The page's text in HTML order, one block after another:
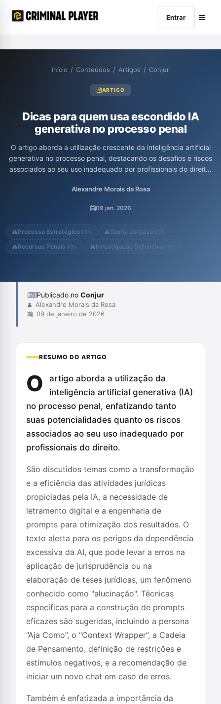
Entrar
Início / Conteúdos / Artigos / Conjur
ARTIGO
Dicas para quem usa escondido IA
generativa no processo penal
O artigo aborda a utilização crescente da inteligência artificial
generativa no processo penal, destacando os desafios e riscos
associados ao seu uso inadequado por profissionais do direito.
obter resultados precisos e evitar "alucinações" ou informações
são apresentadas dicas práticas para otimizar a interação com a
Alexandre Morais da Rosa
09 jan. 2026
Processo Estratégico 95% Teoria do Caso
Recursos Penais 65% Investigação Defensiva
Publicado no Conjur
Alexandre Morais da Rosa
09 de janeiro de 2026
RESUMO DO ARTIGO
O
artigo aborda a utilização da
inteligência artificial generativa (IA)
no processo penal, enfatizando tanto
suas potencialidades quanto os riscos
associados ao seu uso inadequado por
profissionais do direito.
São discutidos temas como a transformação
e a eficiência das atividades jurídicas
propiciadas pela IA, a necessidade de
letramento digital e a engenharia de
prompts para otimização dos resultados. O
texto alerta para os perigos da dependência
excessiva da AI, que pode levar a erros na
aplicação de jurisprudência ou na
elaboração de teses jurídicas, um fenômeno
conhecido como "alucinação". Técnicas
específicas para a construção de prompts
eficazes são sugeridas, incluindo a persona
“Aja Como”, o “Context Wrapper”, a Cadeia
de Pensamento, definição de restrições e
estímulos negativos, e a recomendação de
iniciar um novo chat em caso de erros.
Também é enfatizada a importância da